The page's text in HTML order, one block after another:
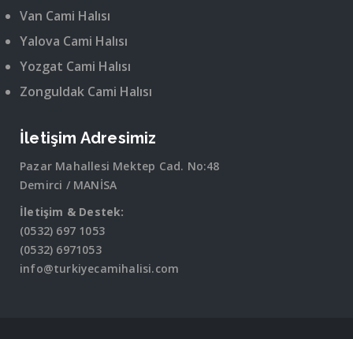
Van Cami Halısı
Yalova Cami Halısı
Yozgat Cami Halısı
Zonguldak Cami Halısı
İletişim Adresimiz
Pazar Mahallesi Mektep Cad. No:48
Demirci / MANİSA
İletişim & Destek:
(0532) 697 1053
(0532) 6971053
info@turkiyecamihalisi.com